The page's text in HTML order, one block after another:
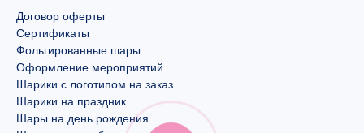
Договор оферты
Сертификаты
Фольгированные шары
Оформление мероприятий
Шарики с логотипом на заказ
Шарики на праздник
Шары на день рождения